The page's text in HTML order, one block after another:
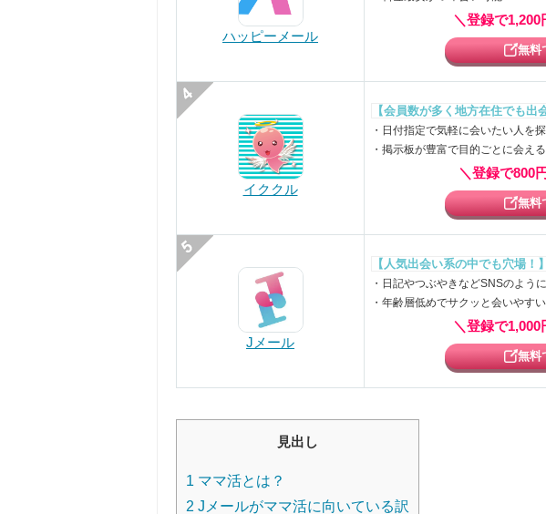
ハッピーメール
＼登録で
無料
イククル
【会員数が多く地方在住でも出
・日付指定で気軽に会いたい人を
・掲示板が豊富で目的ごとに会える
＼登録で800
無料
Jメール
【人気出会い系の中でも穴場！】
・日記やつぶやきなどSNSのよう
・年齢層低めでサクッと会いやすい
＼登録で
無料
見出し
1 ママ活とは？
2 Jメールがママ活に向いている訳